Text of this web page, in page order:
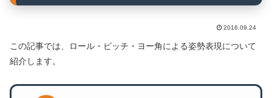
2016.09.24
この記事では、ロール・ピッチ・ヨー角による姿勢表現について
紹介します。